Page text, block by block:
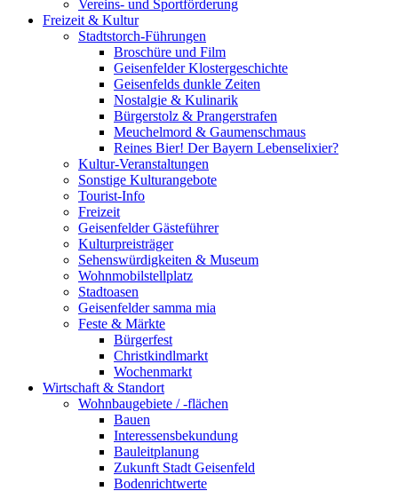
Vereins- und Sportförderung
Freizeit & Kultur
Stadtstorch-Führungen
Broschüre und Film
Geisenfelder Klostergeschichte
Geisenfelds dunkle Zeiten
Nostalgie & Kulinarik
Bürgerstolz & Prangerstrafen
Meuchelmord & Gaumenschmaus
Reines Bier! Der Bayern Lebenselixier?
Kultur-Veranstaltungen
Sonstige Kulturangebote
Tourist-Info
Freizeit
Geisenfelder Gästeführer
Kulturpreisträger
Sehenswürdigkeiten & Museum
Wohnmobilstellplatz
Stadtoasen
Geisenfelder samma mia
Feste & Märkte
Bürgerfest
Christkindlmarkt
Wochenmarkt
Wirtschaft & Standort
Wohnbaugebiete / -flächen
Bauen
Interessensbekundung
Bauleitplanung
Zukunft Stadt Geisenfeld
Bodenrichtwerte